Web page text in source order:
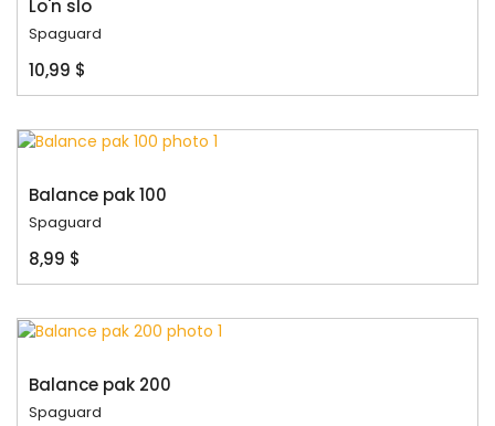
Lo'n slo
Spaguard
10,99 $
Balance pak 100
Spaguard
8,99 $
Balance pak 200
Spaguard